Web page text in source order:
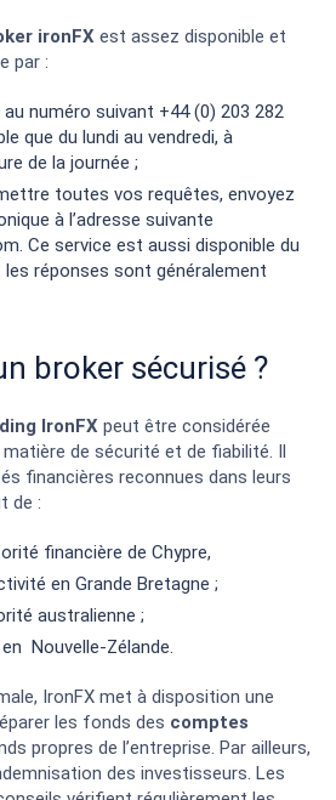
ironFX est assez disponible et
par :
numéro suivant +44 (0) 203 282
que du lundi au vendredi, à
de la journée ;
toutes vos requêtes, envoyez
à l’adresse suivante
. Ce service est aussi disponible du
les réponses sont généralement
broker sécurisé ?
IronFX peut être considérée
de sécurité et de fiabilité. Il
financières reconnues dans leurs
de :
financière de Chypre,
en Grande Bretagne ;
australienne ;
Nouvelle-Zélande.
IronFX met à disposition une
les fonds des comptes
propres de l’entreprise. Par ailleurs,
des investisseurs. Les